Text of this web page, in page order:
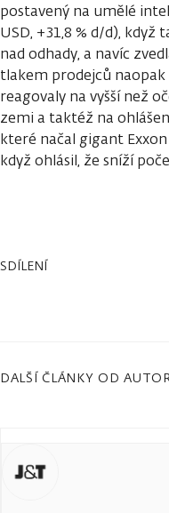
postavený na umělé
USD, +31,8 % d/d),
nad odhady, a navíc
tlakem prodejců
reagovaly na vyšší než
zemi a taktéž na
které načal gigant
když ohlásil, že sníží
SDÍLENÍ
DALŠÍ ČLÁNKY OD